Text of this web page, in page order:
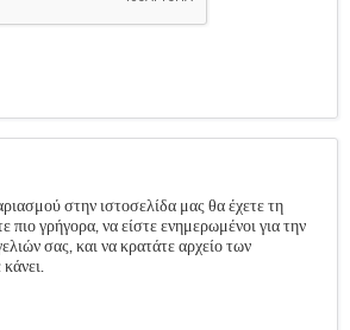
στην ιστοσελίδα μας θα έχετε τη
πιο γρήγορα, να είστε ενημερωμένοι για την
σας, και να κρατάτε αρχείο των